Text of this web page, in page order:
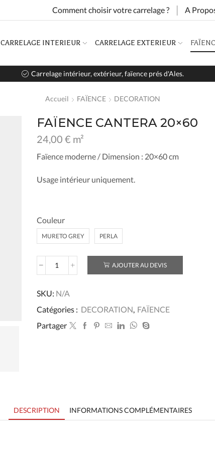
Comment choisir votre carrelage ? A
CARRELAGE INTERIEUR CARRELAGE EXTERIEUR
Votre commande livrée chez vous en 4 semaines
Accueil FAÏENCE DECORATION
FAÏENCE CANTERA 20×60
24,00 € m²
Faïence moderne / Dimension : 20×60 cm
Usage intérieur uniquement.
Couleur
MURETO GREY PERLA
quantité
FAÏENCE
CANTERA
20x60
AJOUTER AU DEVIS
SKU: N/A
Catégories : DECORATION FAÏENCE
Partager
DESCRIPTION INFORMATIONS COMPLÉMENTAIRES